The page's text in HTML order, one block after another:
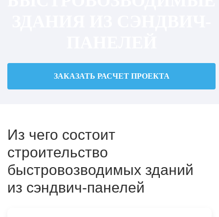
ЗАКАЗАТЬ РАСЧЕТ ПРОЕКТА
Из чего состоит
строительство
быстровозводимых зданий
из сэндвич-панелей